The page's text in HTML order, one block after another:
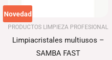
Novedad
PRODUCTOS LIMPIEZA PROFESIONAL
Limpiacristales multiusos –
SAMBA FAST